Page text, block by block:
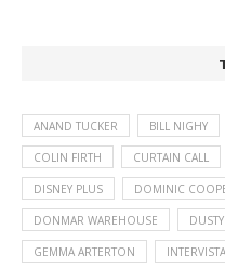
ANAND TUCKER BILL NIGHY
COLIN FIRTH CURTAIN CALL
DISNEY PLUS DOMINIC
DONMAR WAREHOUSE
GEMMA ARTERTON INTERVISTA